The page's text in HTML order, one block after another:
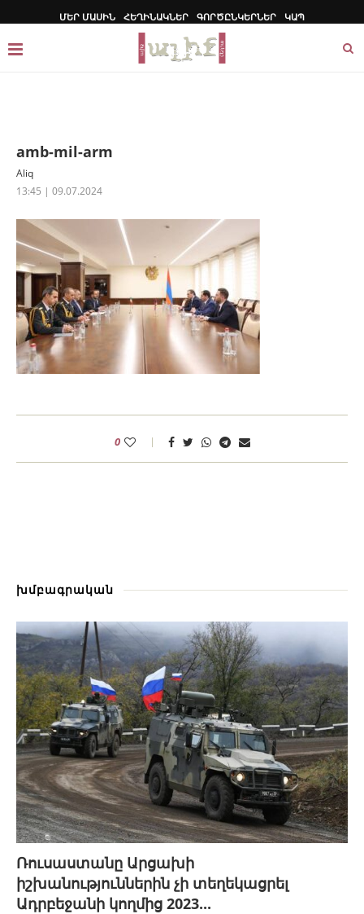
ՄԵՐ ՄԱՍԻՆ ՀԵՂԻՆԱԿՆԵՐ ԳՈՐԾԸՆԿԵՐՆԵՐ ԿԱՊ
amb-mil-arm
Aliq
13:45 | 09.07.2024
0
խմբագրական
Ռուսաստանը Արցախի
իշխանություններին չի տեղեկացրել
Ադրբեջանի կողմից 2023...